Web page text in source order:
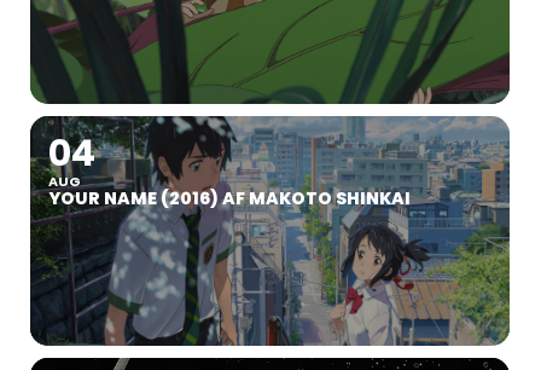
04
AUG
YOUR NAME (2016) AF MAKOTO SHINKAI